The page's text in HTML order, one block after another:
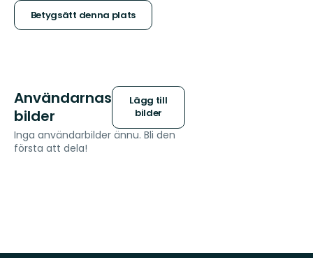
stjärnor
Betygsätt denna plats
Användarnas
bilder
Lägg till
bilder
Inga användarbilder ännu. Bli den
första att dela!